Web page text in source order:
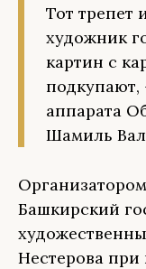
Тот трепет
художник
картин с
подкупают,
аппарата
Шамиль
Башкирский
Нестерова при